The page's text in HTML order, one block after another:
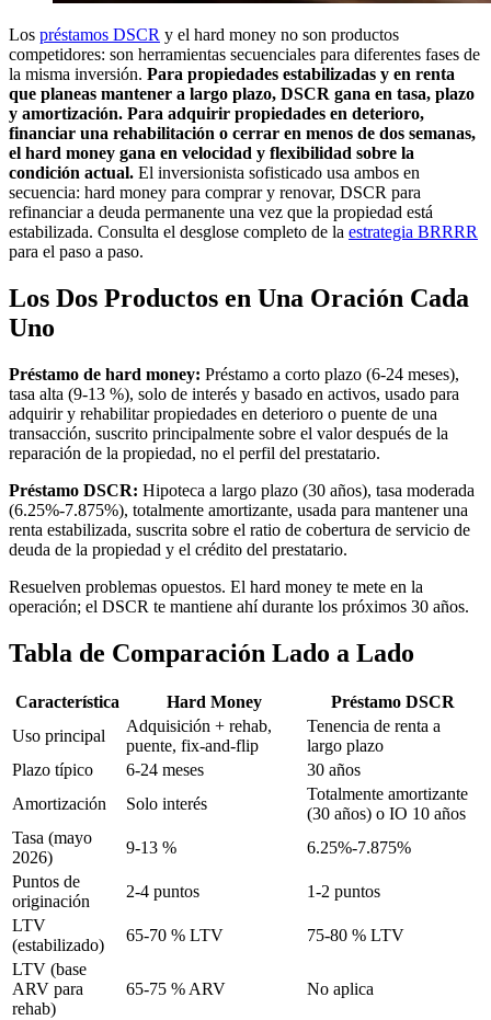
Los préstamos DSCR y el hard money no son productos
competidores: son herramientas secuenciales para diferentes fases de
la misma inversión. Para propiedades estabilizadas y en renta
que planeas mantener a largo plazo, DSCR gana en tasa, plazo
y amortización. Para adquirir propiedades en deterioro,
financiar una rehabilitación o cerrar en menos de dos semanas,
el hard money gana en velocidad y flexibilidad sobre la
condición actual. El inversionista sofisticado usa ambos en
secuencia: hard money para comprar y renovar, DSCR para
refinanciar a deuda permanente una vez que la propiedad está
estabilizada. Consulta el desglose completo de la estrategia BRRRR
para el paso a paso.
Los Dos Productos en Una Oración Cada
Uno
Préstamo de hard money: Préstamo a corto plazo (6-24 meses),
tasa alta (9-13 %), solo de interés y basado en activos, usado para
adquirir y rehabilitar propiedades en deterioro o puente de una
transacción, suscrito principalmente sobre el valor después de la
reparación de la propiedad, no el perfil del prestatario.
Préstamo DSCR: Hipoteca a largo plazo (30 años), tasa moderada
(6.25%-7.875%), totalmente amortizante, usada para mantener una
renta estabilizada, suscrita sobre el ratio de cobertura de servicio de
deuda de la propiedad y el crédito del prestatario.
Resuelven problemas opuestos. El hard money te mete en la
operación; el DSCR te mantiene ahí durante los próximos 30 años.
Tabla de Comparación Lado a Lado
Característica Hard Money
Préstamo DSCR
Uso principal
Adquisición + rehab,
puente, fix-and-flip
Tenencia de renta a
largo plazo
Plazo típico
6-24 meses
30 años
Amortización
Solo interés
Totalmente amortizante
(30 años) o IO 10 años
Tasa (mayo
2026)
9-13 %
6.25%-7.875%
Puntos de
originación
2-4 puntos
1-2 puntos
LTV
(estabilizado)
65-70 % LTV
75-80 % LTV
LTV (base
ARV para
rehab)
65-75 % ARV No aplica